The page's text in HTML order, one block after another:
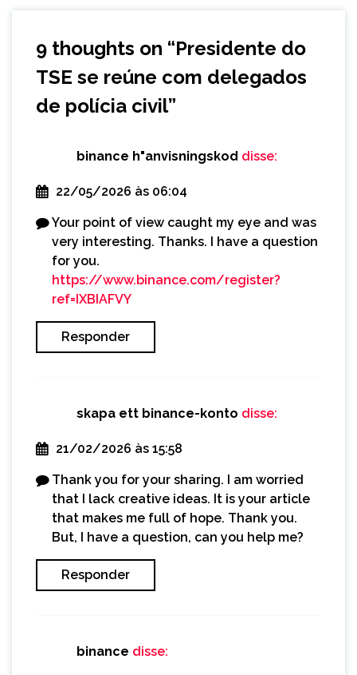
9 thoughts on “Presidente do
TSE se reúne com delegados
de polícia civil”
binance h"anvisningskod disse:
22/05/2026 às 06:04
Your point of view caught my eye and was
very interesting. Thanks. I have a question
for you.
https://www.binance.com/register?
ref=IXBIAFVY
Responder
skapa ett binance-konto disse:
21/02/2026 às 15:58
Thank you for your sharing. I am worried
that I lack creative ideas. It is your article
that makes me full of hope. Thank you.
But, I have a question, can you help me?
Responder
binance disse: